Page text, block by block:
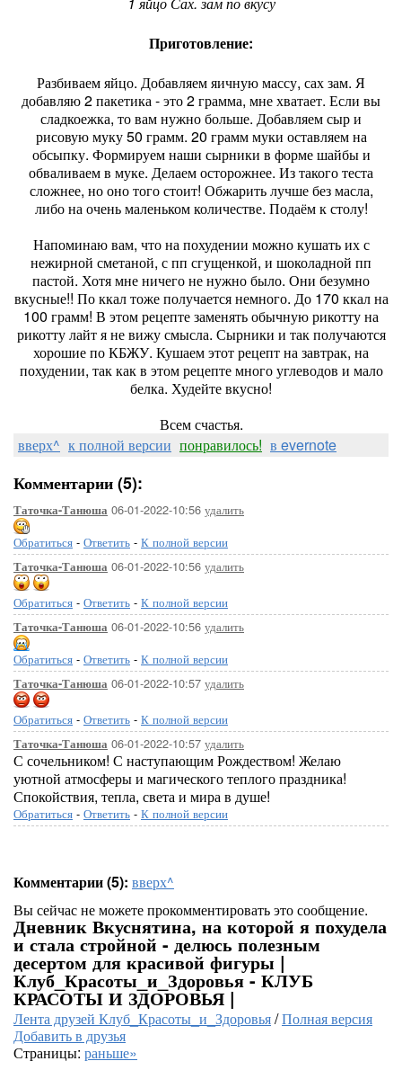
Приготовление:
Разбиваем яйцо. Добавляем яичную массу, сах зам. Я
добавляю 2 пакетика - это 2 грамма, мне хватает. Если вы
сладкоежка, то вам нужно больше. Добавляем сыр и
рисовую муку 50 грамм. 20 грамм муки оставляем на
обсыпку. Формируем наши сырники в форме шайбы и
обваливаем в муке. Делаем осторожнее. Из такого теста
сложнее, но оно того стоит! Обжарить лучше без масла,
либо на очень маленьком количестве. Подаём к столу!
Напоминаю вам, что на похудении можно кушать их с
нежирной сметаной, с пп сгущенкой, и шоколадной пп
пастой. Хотя мне ничего не нужно было. Они безумно
вкусные!! По ккал тоже получается немного. До 170 ккал на
100 грамм! В этом рецепте заменять обычную рикотту на
рикотту лайт я не вижу смысла. Сырники и так получаются
хорошие по КБЖУ. Кушаем этот рецепт на завтрак, на
похудении, так как в этом рецепте много углеводов и мало
белка. Худейте вкусно!
Всем счастья.
вверх^ к полной версии понравилось! в evernote
Комментарии (5):
Таточка-Танюша 06-01-2022-10:56 удалить
Обратиться - Ответить - К полной версии
Таточка-Танюша 06-01-2022-10:56 удалить
Обратиться - Ответить - К полной версии
Таточка-Танюша 06-01-2022-10:56 удалить
Обратиться - Ответить - К полной версии
Таточка-Танюша 06-01-2022-10:57 удалить
Обратиться - Ответить - К полной версии
Таточка-Танюша 06-01-2022-10:57 удалить
С сочельником! С наступающим Рождеством! Желаю
уютной атмосферы и магического теплого праздника!
Спокойствия, тепла, света и мира в душе!
Обратиться - Ответить - К полной версии
Комментарии (5): вверх^
Вы сейчас не можете прокомментировать это сообщение.
Дневник Вкуснятина, на которой я похудела
и стала стройной - делюсь полезным
десертом для красивой фигуры |
Клуб_Красоты_и_Здоровья - КЛУБ
КРАСОТЫ И ЗДОРОВЬЯ |
Лента друзей Клуб_Красоты_и_Здоровья/Полная версия
Добавить в друзья
Страницы: раньше»